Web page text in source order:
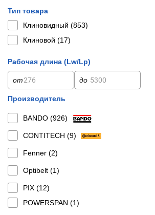
Тип товара
Клиновидный (853)
Клиновой (17)
Рабочая длина (Lw/Lp)
от до
Производитель
BANDO (926)
CONTITECH (9)
Fenner (2)
Optibelt (1)
PIX (12)
POWERSPAN (1)